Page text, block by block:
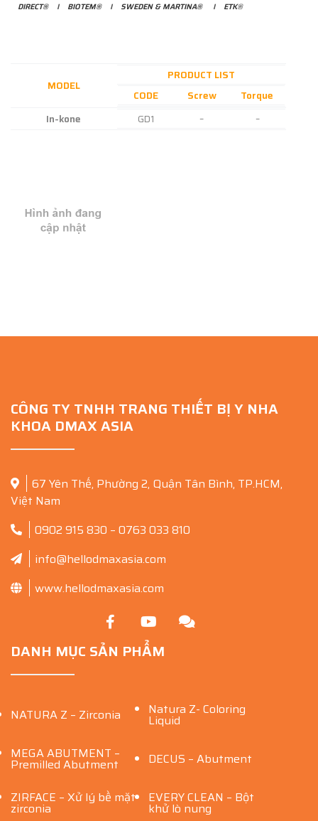
DIRECT®I BIOTEM®I SWEDEN & MARTINA® I ETK®
MODEL
PRODUCT LIST
CODE
Screw
Torque
In-kone
GD1 – –
CÔNG TY TNHH TRANG THIẾT BỊ Y NHA
KHOA DMAX ASIA
67 Yên Thế, Phường 2, Quận Tân Bình, TP.HCM,
Việt Nam
0902 915 830 – 0763 033 810
info@hellodmaxasia.com
www.hellodmaxasia.com
DANH MỤC SẢN PHẨM
NATURA Z – Zirconia Natura Z- Coloring
Liquid
MEGA ABUTMENT –
Premilled Abutment DECUS – Abutment
ZIRFACE – Xử lý bề mặt
zirconia
EVERY CLEAN – Bột
khử lò nung